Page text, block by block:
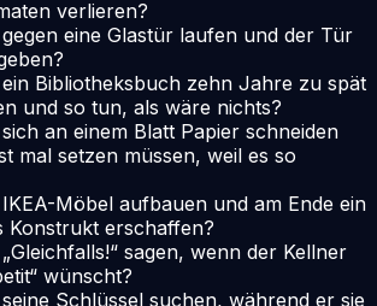
verlieren?
eine Glastür laufen und der Tür
Bibliotheksbuch zehn Jahre zu spät
und so tun, als wäre nichts?
an einem Blatt Papier schneiden
mal setzen müssen, weil es so
Möbel aufbauen und am Ende ein
Konstrukt erschaffen?
sagen, wenn der Kellner
wünscht?
Schlüssel suchen, während er sie